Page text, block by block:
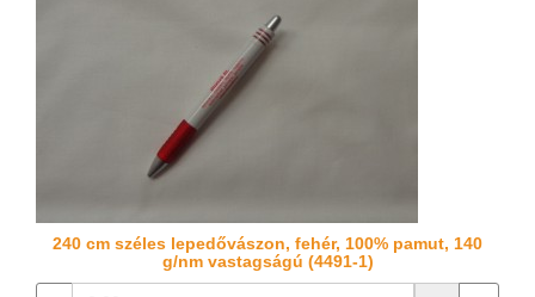
240 cm széles lepedővászon, fehér, 100% pamut, 140
g/nm vastagságú (4491-1)